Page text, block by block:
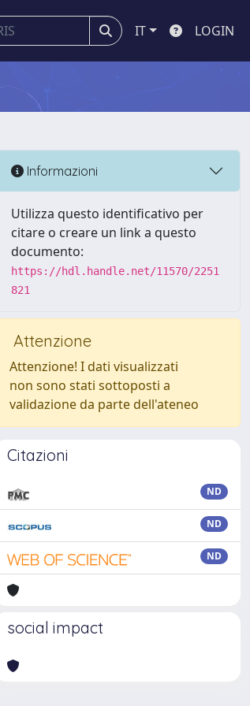
IT LOGIN
Informazioni
Utilizza questo identificativo per
citare o creare un link a questo
documento:
https://hdl.handle.net/11570/2251
821
Attenzione
Attenzione! I dati visualizzati
non sono stati sottoposti a
validazione da parte dell'ateneo
Citazioni
ND
ND
ND
social impact